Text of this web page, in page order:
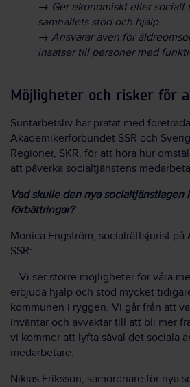
→ Ger ekonomiskt eller socialt
samhällets stöd och hjälp
→ Ansvarar även för
insatser till personer med
Möjligheter och risker för
Suntarbetsliv har pratat med
Akademikerförbundet SSR och
Regioner, SKR, för att höra hur
att påverka socialtjänstens
Vad skulle den nya socialtjänstlagen
förbättringar?
Monica Engström, socialrättsjurist
SSR:
– Vi ser större möjligheter för våra
erbjuda hjälp och stöd mycket
kommunen i ryggen. Vi går från att
inväntar och avvaktar till att bli mer
vi kommer att lyfta såväl det sociala
medarbetare.
Niklas Eriksson, samordnare för nya